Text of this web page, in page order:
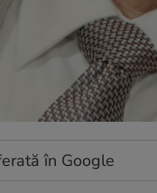
în Google